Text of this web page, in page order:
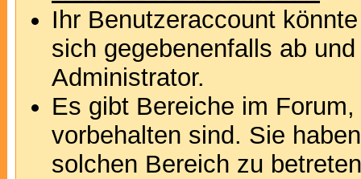
Ihr Benutzeraccount
sich gegebenenfalls ab
Administrator.
Es gibt Bereiche im
vorbehalten sind. Sie
solchen Bereich zu